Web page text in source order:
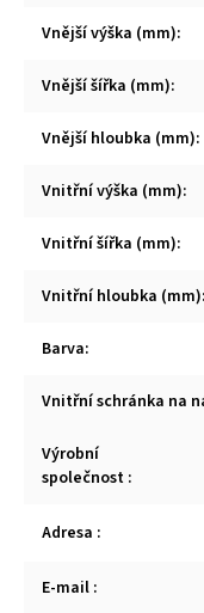
Vnější výška (mm):
Vnější šířka (mm):
Vnější hloubka (mm):
Vnitřní výška (mm):
Vnitřní šířka (mm):
Vnitřní hloubka (mm):
Barva:
Vnitřní schránka na
Výrobní
společnost :
Adresa :
E-mail :